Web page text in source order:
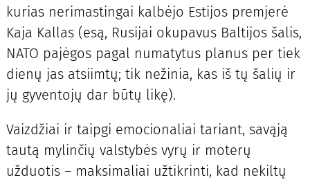
kurias nerimastingai kalbėjo Estijos premjerė
Kaja Kallas (esą, Rusijai okupavus Baltijos šalis,
NATO pajėgos pagal numatytus planus per tiek
dienų jas atsiimtų; tik nežinia, kas iš tų šalių ir
jų gyventojų dar būtų likę).
Vaizdžiai ir taipgi emocionaliai tariant, savąją
tautą mylinčių valstybės vyrų ir moterų
užduotis – maksimaliai užtikrinti, kad nekiltų